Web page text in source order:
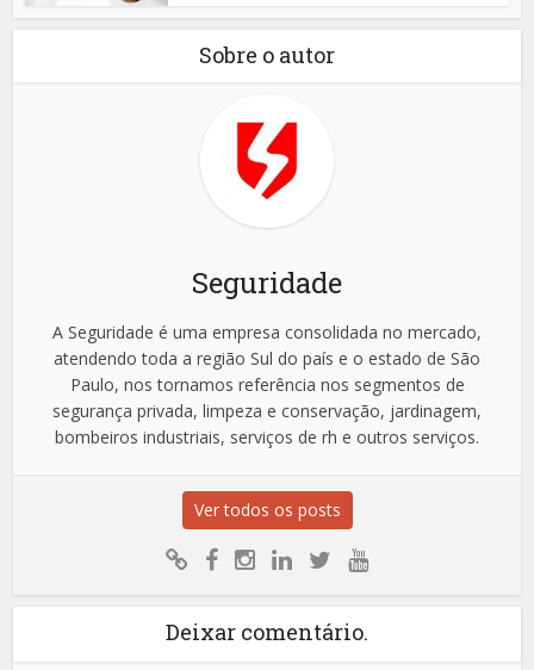
Sobre o autor
Seguridade
A Seguridade é uma empresa consolidada no mercado,
atendendo toda a região Sul do país e o estado de São
Paulo, nos tornamos referência nos segmentos de
segurança privada, limpeza e conservação, jardinagem,
bombeiros industriais, serviços de rh e outros serviços.
Ver todos os posts
Deixar comentário.